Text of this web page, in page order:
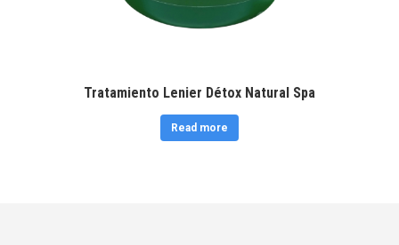
Tratamiento Lenier Détox Natural Spa
Read more